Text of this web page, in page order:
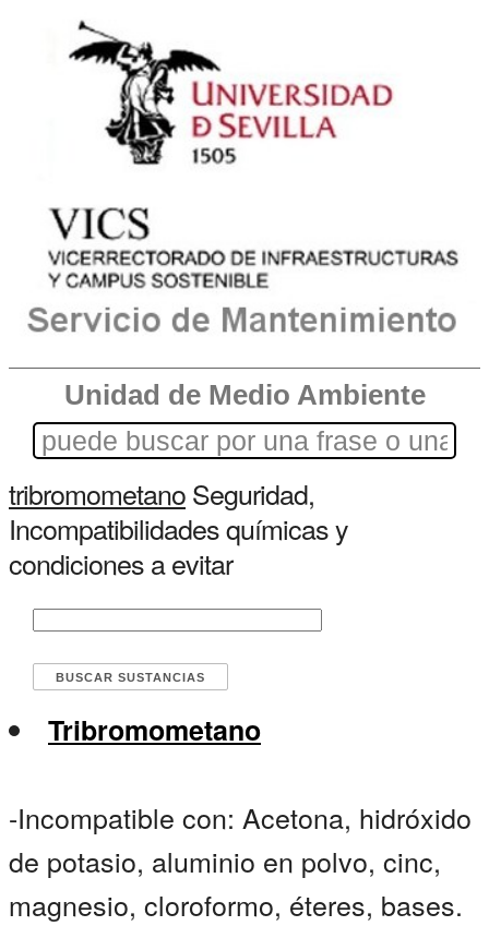
Unidad de Medio Ambiente
tribromometanoSeguridad,
Incompatibilidades químicas y
condiciones a evitar
Tribromometano
-Incompatible con: Acetona, hidróxido
de potasio, aluminio en polvo, cinc,
magnesio, cloroformo, éteres, bases.